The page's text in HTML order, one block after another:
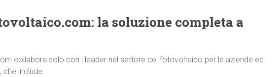
la soluzione completa a
collabora solo con i leader nel settore del fotovoltaico per le aziende ed
include: